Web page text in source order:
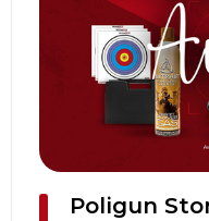
Poligun